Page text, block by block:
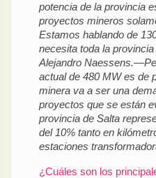
potencia de la provincia
proyectos mineros
Estamos hablando de
necesita toda la
Alejandro
actual de 480 MW es de
minera va a ser una
proyectos que se están
provincia de Salta
del 10% tanto en
estaciones
¿Cuáles son los